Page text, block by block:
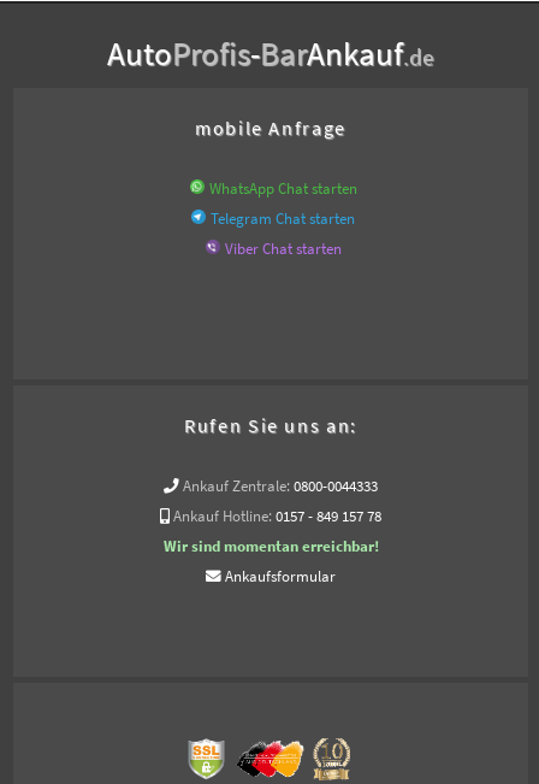
AutoProfis-BarAnkauf.de
mobile Anfrage
WhatsApp Chat starten
Telegram Chat starten
Viber Chat starten
Rufen Sie uns an:
Ankauf Zentrale: 0800-0044333
Ankauf Hotline: 0157 - 849 157 78
Wir sind momentan erreichbar!
Ankaufsformular